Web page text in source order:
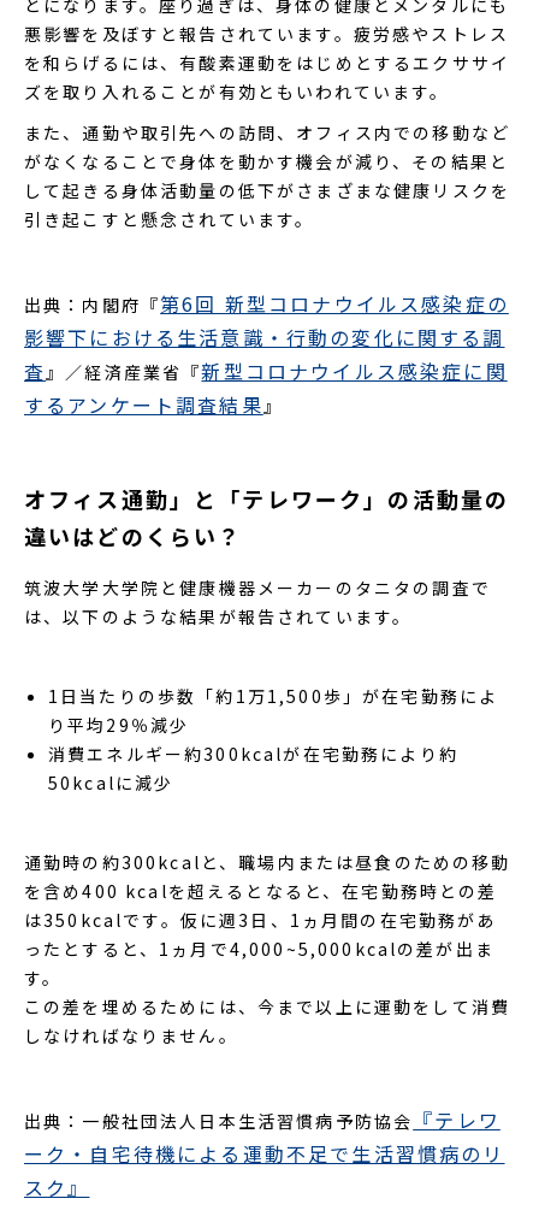
悪影響を及ぼすと報告されています。疲労感やストレス
を和らげるには、有酸素運動をはじめとするエクササイ
ズを取り入れることが有効ともいわれています。
また、通勤や取引先への訪問、オフィス内での移動など
がなくなることで身体を動かす機会が減り、その結果と
して起きる身体活動量の低下がさまざまな健康リスクを
引き起こすと懸念されています。
出典：内閣府『第6回 新型コロナウイルス感染症の
影響下における生活意識・行動の変化に関する調
査』／経済産業省『新型コロナウイルス感染症に関
するアンケート調査結果 』
オフィス通勤」と「テレワーク」の活動量の
違いはどのくらい？
筑波大学大学院と健康機器メーカーのタニタの調査で
は、以下のような結果が報告されています。
1日当たりの歩数「約1万1,500歩」が在宅勤務によ
り平均29％減少
消費エネルギー約300kcalが在宅勤務により約
50kcalに減少
​​​​​​​通勤時の約300kcalと、職場内または昼食のための移動
を含め400 kcalを超えるとなると、在宅勤務時との差
は350kcalです。仮に週3日、1ヵ月間の在宅勤務があ
ったとすると、1ヵ月で4,000~5,000kcalの差が出ま
す。
この差を埋めるためには、今まで以上に運動をして消費
しなければなりません。
出典：一般社団法人日本生活習慣病予防協会 『テレワ
ーク・自宅待機による運動不足で生活習慣病のリ
スク』